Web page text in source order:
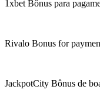
1xbet Bônus para
Rivalo Bonus for
JackpotCity Bônus de